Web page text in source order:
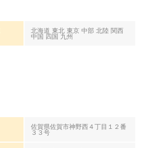
北海道 東北 東京 中部 北陸 関西
中国 四国 九州
佐賀県佐賀市神野西４丁目１２番
３３号